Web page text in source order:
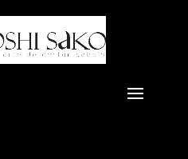
transformar seu